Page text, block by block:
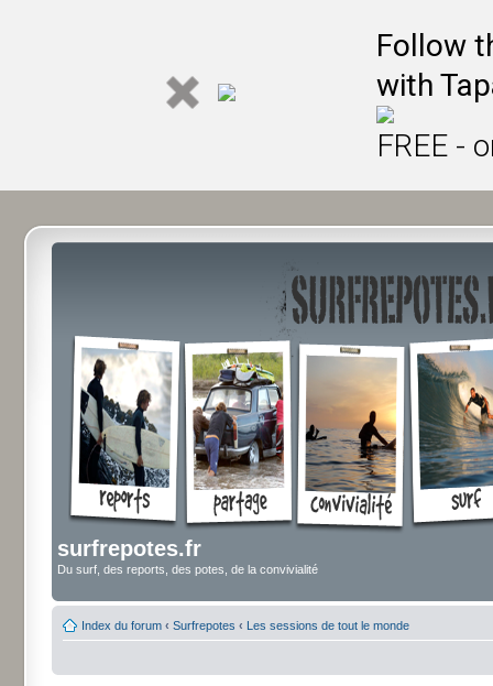
Follow
with
FREE -
surfrepotes.fr
Du surf, des reports, des potes, de la convivialité
Index du forum ‹ Surfrepotes ‹ Les sessions de tout le monde